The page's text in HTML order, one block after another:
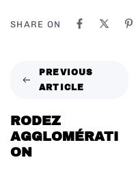
SHARE ON
PREVIOUS
ARTICLE
RODEZ
AGGLOMÉRATI
ON